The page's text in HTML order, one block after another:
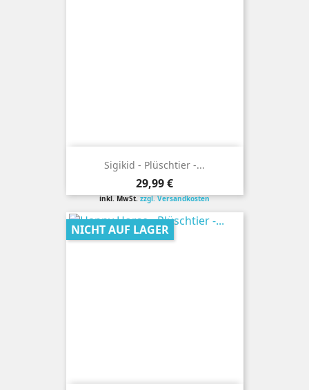
Sigikid - Plüschtier -...
Preis
29,99 €
inkl. MwSt.zzgl. Versandkosten
NICHT AUF LAGER